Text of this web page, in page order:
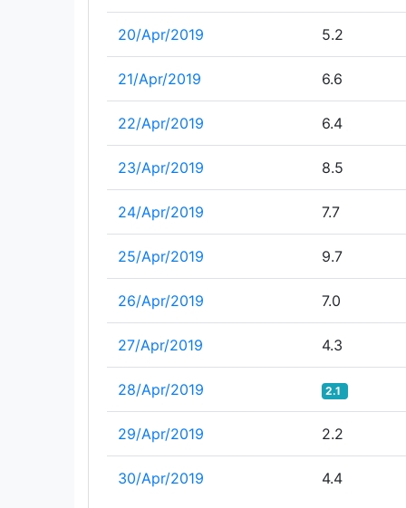
20/Apr/2019 5.2
21/Apr/2019 6.6
22/Apr/2019 6.4
23/Apr/2019 8.5
24/Apr/2019 7.7
25/Apr/2019 9.7
26/Apr/2019 7.0
27/Apr/2019 4.3
28/Apr/2019 2.1
29/Apr/2019 2.2
30/Apr/2019 4.4